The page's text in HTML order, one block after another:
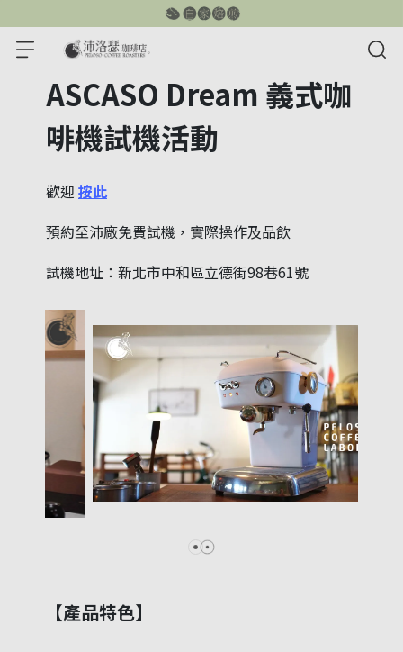
ASCASO Dream 義式咖
啡機試機活動
歡迎 按此
預約至沛廠免費試機，實際操作及品飲
試機地址：新北市中和區立德街98巷61號
【產品特色】